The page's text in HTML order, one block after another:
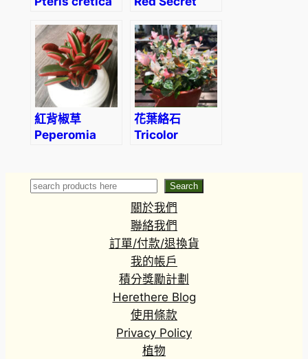
cuprea red)
紅背椒草
Peperomia
花葉絡石
Tricolor
tricolor)
Search Search
關於我們
聯絡我們
訂單/付款/退換貨
我的帳戶
積分獎勵計劃
Herethere Blog
使用條款
Privacy Policy
植物